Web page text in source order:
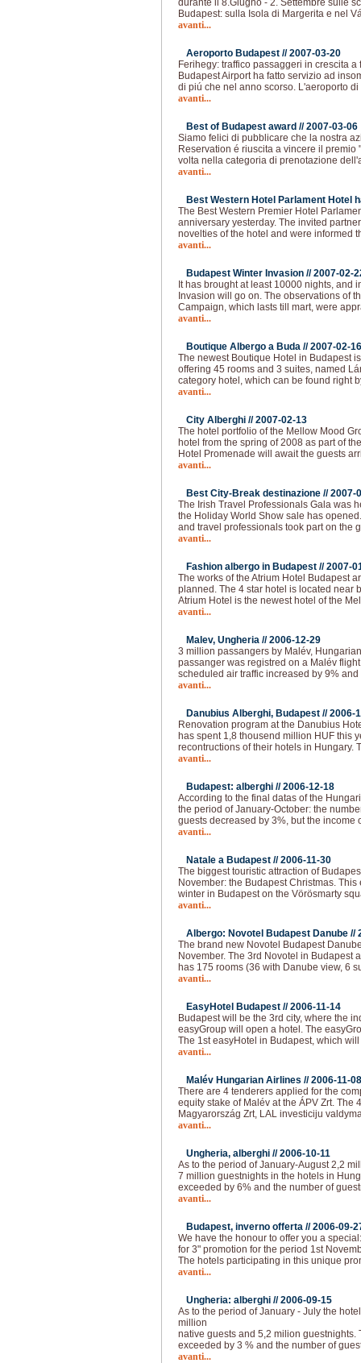
durante il 8.Giugno - 2. Settembre sulle
Budapest: sulla Isola di Margerita e nel
avanti...
Aeroporto Budapest //2007-03-20
Ferihegy: traffico passaggeri in crescita
Budapest Airport ha fatto servizio ad
di piú che nel anno scorso. L'aeroporto
avanti...
Best of Budapest award //2007-03-06
Siamo felici di pubblicare che la nostra
Reservation é riuscita a vincere il premio
volta nella categoria di prenotazione
avanti...
Best Western Hotel Parlament Hotel
The Best Western Premier Hotel
anniversary yesterday. The invited
novelties of the hotel and were informed
avanti...
Budapest Winter Invasion //2007-02-
It has brought at least 10000 nights, and
Invasion will go on. The observations of
Campaign, which lasts till mart, were
avanti...
Boutique Albergo a Buda //2007-02-16
The newest Boutique Hotel in Budapest
offering 45 rooms and 3 suites, named
category hotel, which can be found right
avanti...
City Alberghi //2007-02-13
The hotel portfolio of the Mellow Mood
hotel from the spring of 2008 as part of
Hotel Promenade will await the guests
avanti...
Best City-Break destinazione //2007-
The Irish Travel Professionals Gala was
the Holiday World Show sale has
and travel professionals took part on the
avanti...
Fashion albergo in Budapest //2007-
The works of the Atrium Hotel Budapest
planned. The 4 star hotel is located near
Atrium Hotel is the newest hotel of the
avanti...
Malev, Ungheria //2006-12-29
3 million passangers by Malév,
passanger was registred on a Malév
scheduled air traffic increased by 9%
avanti...
Danubius Alberghi, Budapest //2006-
Renovation program at the Danubius
has spent 1,8 thousend million HUF this
recontructions of their hotels in Hungary.
avanti...
Budapest: alberghi //2006-12-18
According to the final datas of the
the period of January-October: the
guests decreased by 3%, but the income
avanti...
Natale a Budapest //2006-11-30
The biggest touristic attraction of
November: the Budapest Christmas.
winter in Budapest on the Vörösmarty
avanti...
Albergo: Novotel Budapest Danube //
The brand new Novotel Budapest
November. The 3rd Novotel in Budapest
has 175 rooms (36 with Danube view, 6
avanti...
EasyHotel Budapest //2006-11-14
Budapest will be the 3rd city, where the
easyGroup will open a hotel. The
The 1st easyHotel in Budapest, which
avanti...
Malév Hungarian Airlines //2006-11-08
There are 4 tenderers applied for the
equity stake of Malév at the ÁPV Zrt. The
Magyarország Zrt, LAL investiciju
avanti...
Ungheria, alberghi //2006-10-11
As to the period of January-August 2,2
7 million guestnights in the hotels in
exceeded by 6% and the number of
avanti...
Budapest, inverno offerta //2006-09-
We have the honour to offer you a
for 3" promotion for the period 1st
The hotels participating in this unique
avanti...
Ungheria: alberghi //2006-09-15
As to the period of January - July the
million
native guests and 5,2 milion guestnights.
exceeded by 3 % and the number of
avanti...